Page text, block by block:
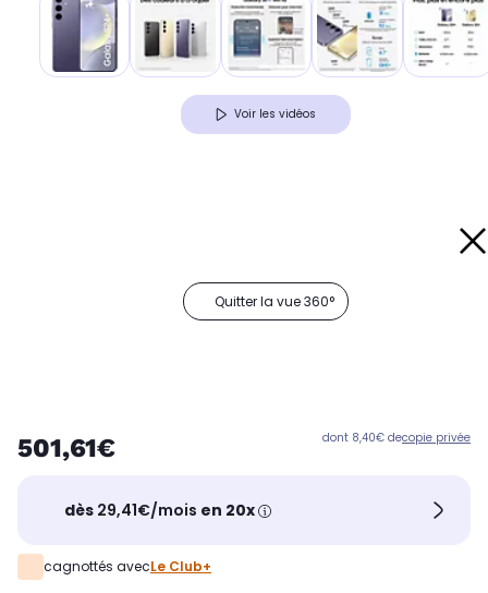
Voir les vidéos
Quitter la vue 360°
501,61€ dont 8,40€ decopie privée
dès 29,41€/mois en 20x
cagnottés avecLe Club+